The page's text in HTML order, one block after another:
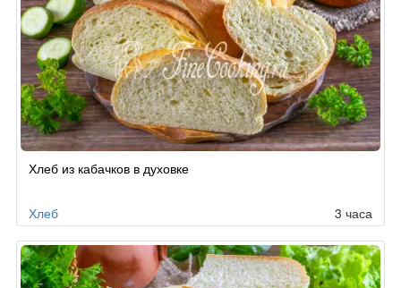
Хлеб из кабачков в духовке
Хлеб 3 часа